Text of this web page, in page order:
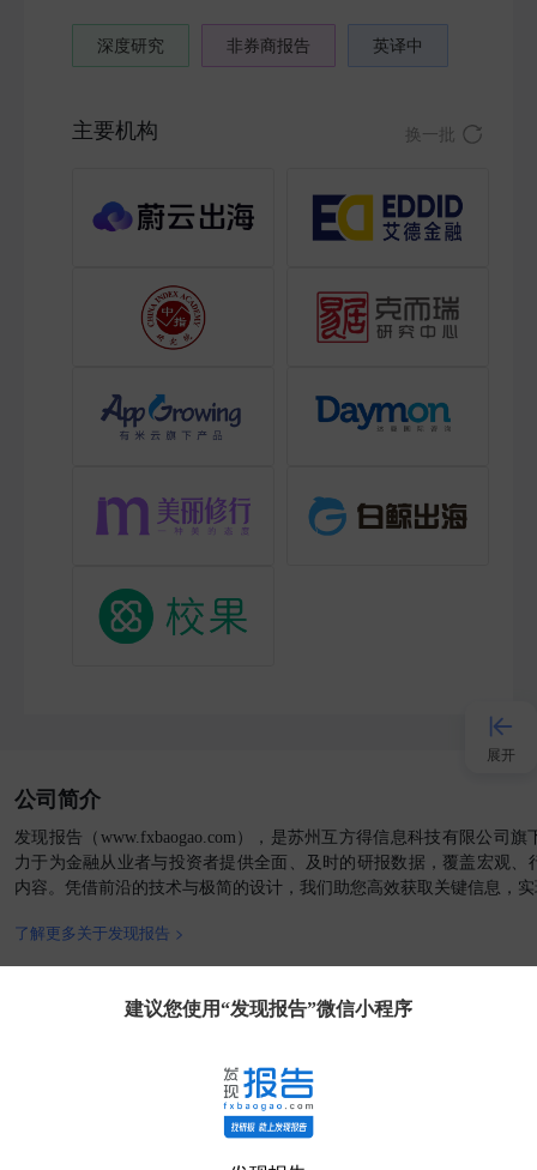
深度研究 非券商报告 英译中
主要机构 换一批
公司简介
发现报告（www.fxbaogao.com），是苏州互方得信息科技有限公司
力于为金融从业者与投资者提供全面、及时的研报数据，覆盖宏观、
内容。凭借前沿的技术与极简的设计，我们助您高效获取关键信息，
了解更多关于发现报告 >
客户端
建议您使用“发现报告”微信小程序
展开
接入AI
小程序
APP